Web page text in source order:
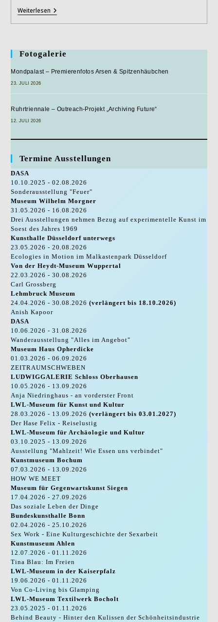
WeiterlesenTimo
Boll
Wird
Lebenswerk
Gewürdigt
Fotogalerie
Mondpalast – Premierenfotos Arsen & Spitzenhäubchen
23. JULI 2026
Ruhrtriennale – Outreach-Projekt „Archiving Future“
12. JULI 2026
Termine Ausstellungen
DASA
10.10.2025 - 02.08.2026
Sonderausstellung "Feuer"
Museum Wilhelm Morgner
31.05.2026 - 16.08.2026
Drei Ausstellungen nehmen Bezug auf experimentelle Kunst im
Soest des Jahres 1969
Kunsthalle Düsseldorf unterwegs
23.05.2026 - 20.08.2026
Ecologies in Motion im Malkastenpark Düsseldorf
Von der Heydt-Museum Wuppertal
22.03.2026 - 30.08.2026
Carl Grossberg
Lehmbruck Museum
24.04.2026 - 30.08.2026(verlängert bis 18.10.2026)
Anish Kapoor
DASA
10.06.2026 - 31.08.2026
Wanderausstellung "Alles im Angebot"
Museum Haus Opherdicke
01.03.2026 - 06.09.2026
ZEITRAUMSCHWEBEN
LUDWIGGALERIE Schloss Oberhausen
10.05.2026 - 13.09.2026
Anja Niedringhaus - an vorderster Front
LWL-Museum für Kunst und Kultur
28.03.2026 - 13.09.2026(verlängert bis 03.01.2027)
Der Hase Felix - Reiselustig
LWL-Museum für Archäologie und Kultur
03.10.2025 - 13.09.2026
Ausstellung "Mahlzeit! Wie Essen uns verbindet"
Kunstmuseum Bochum
07.03.2026 - 13.09.2026
HOW WE MEET
Museum für Gegenwartskunst Siegen
17.04.2026 - 27.09.2026
Das soziale Leben der Dinge
Bundeskunsthalle Bonn
02.04.2026 - 25.10.2026
Sex Work - Eine Kulturgeschichte der Sexarbeit
Kunstmuseum Ahlen
12.07.2026 - 01.11.2026
Tina Blau: Im Freien
LWL-Museum in der Kaiserpfalz
19.06.2026 - 01.11.2026
Von Co-Living bis Glamping
LWL-Museum Textilwerk Bocholt
23.05.2025 - 01.11.2026
Behind Beauty - Hinter den Kulissen der Schönheitsindustrie